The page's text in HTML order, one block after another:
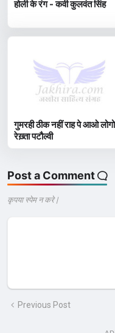
होली के रंग - कवी कुलवंत सिंह
गुमरही ठीक नहीं राह पे आओ
रेख़्ता पटौल्वी
Post a Comment
कृपया स्पेम न करे |
Previous Post